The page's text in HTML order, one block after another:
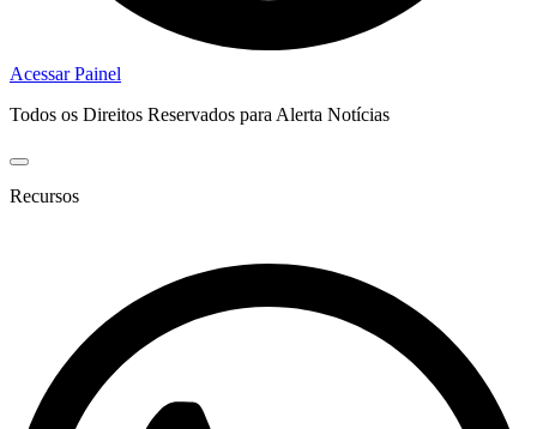
Acessar Painel
Todos os Direitos Reservados para Alerta Notícias
Recursos